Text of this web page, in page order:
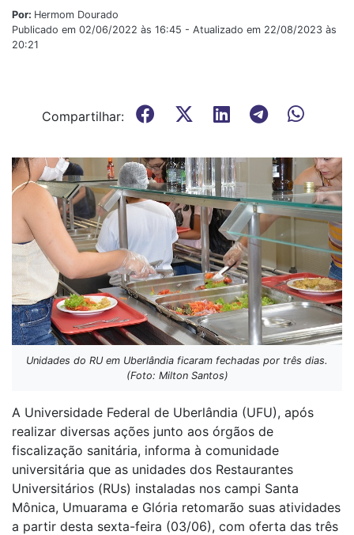
Por: Hermom Dourado
Publicado em 02/06/2022 às 16:45 - Atualizado em 22/08/2023 às
20:21
Compartilhar:
Unidades do RU em Uberlândia ficaram fechadas por três dias.
(Foto: Milton Santos)
A Universidade Federal de Uberlândia (UFU), após
realizar diversas ações junto aos órgãos de
fiscalização sanitária, informa à comunidade
universitária que as unidades dos Restaurantes
Universitários (RUs) instaladas nos campi Santa
Mônica, Umuarama e Glória retomarão suas atividades
a partir desta sexta-feira (03/06), com oferta das três